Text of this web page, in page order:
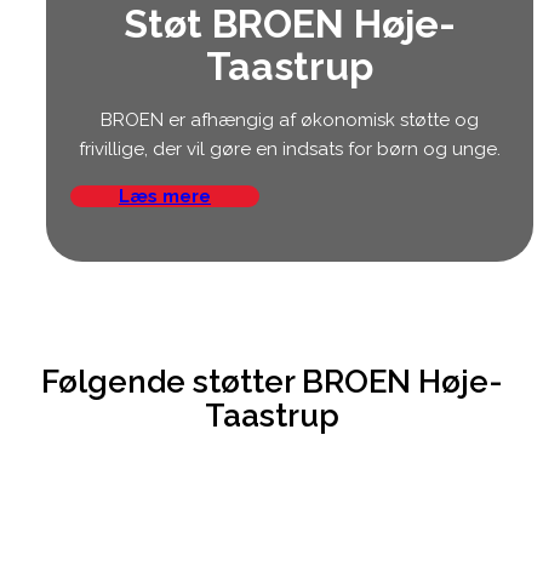
Støt BROEN Høje-
Taastrup
BROEN er afhængig af økonomisk støtte og
frivillige, der vil gøre en indsats for børn og unge.
Læs mere
Følgende støtter BROEN Høje-
Taastrup